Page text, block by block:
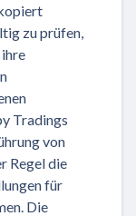
zu prüfen,
Tradings
von
Regel die
für
Die